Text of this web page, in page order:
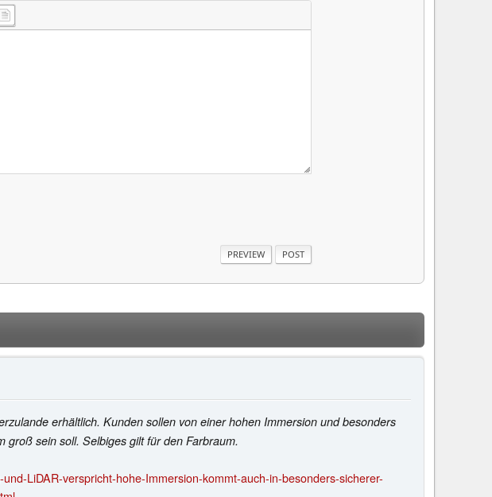
erhältlich. Kunden sollen von einer hohen Immersion und besonders
groß sein soll. Selbiges gilt für den Farbraum.
LiDAR-verspricht-hohe-Immersion-kommt-auch-in-besonders-sicherer-